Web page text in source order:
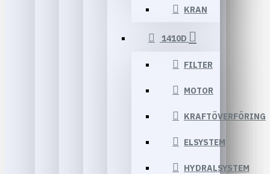
KRAN
1410D
FILTER
MOTOR
KRAFTÖVERFÖRING
ELSYSTEM
HYDRALSYSTEM